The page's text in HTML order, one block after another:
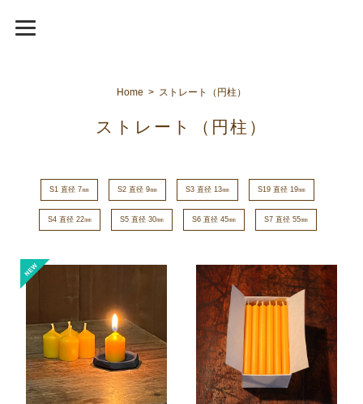
Home ストレート（円柱）
ストレート（円柱）
S1 直径 7㎜ S2 直径 9㎜ S3 直径 13㎜ S19 直径 19㎜
S4 直径 22㎜ S5 直径 30㎜ S6 直径 45㎜ S7 直径 55㎜